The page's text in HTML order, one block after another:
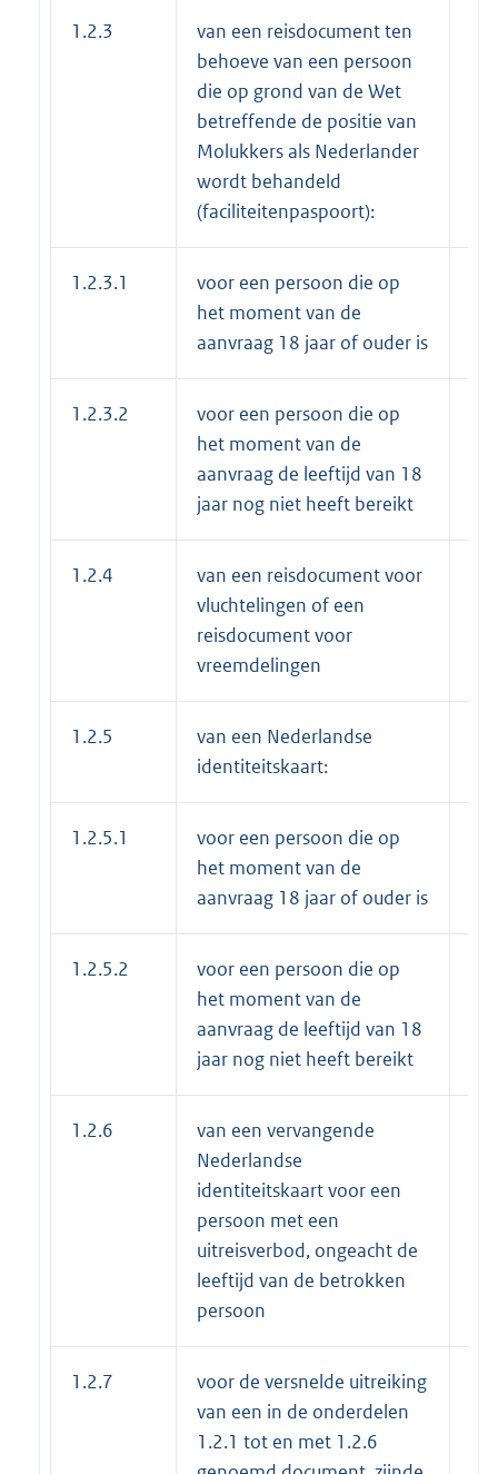
1.2.3
van een reisdocument ten
behoeve van een persoon
die op grond van de Wet
betreffende de positie van
Molukkers als Nederlander
wordt behandeld
(faciliteitenpaspoort):
1.2.3.1
voor een persoon die op
het moment van de
aanvraag 18 jaar of ouder is
1.2.3.2
voor een persoon die op
het moment van de
aanvraag de leeftijd van 18
jaar nog niet heeft bereikt
1.2.4
van een reisdocument voor
vluchtelingen of een
reisdocument voor
vreemdelingen
1.2.5
van een Nederlandse
identiteitskaart:
1.2.5.1
voor een persoon die op
het moment van de
aanvraag 18 jaar of ouder is
1.2.5.2
voor een persoon die op
het moment van de
aanvraag de leeftijd van 18
jaar nog niet heeft bereikt
1.2.6
van een vervangende
Nederlandse
identiteitskaart voor een
persoon met een
uitreisverbod, ongeacht de
leeftijd van de betrokken
persoon
1.2.7
voor de versnelde uitreiking
van een in de onderdelen
1.2.1 tot en met 1.2.6